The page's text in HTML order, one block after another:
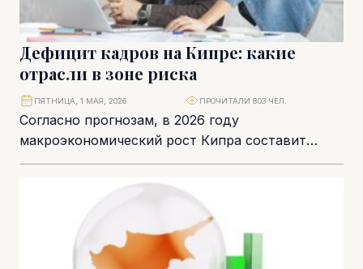
Дефицит кадров на Кипре: какие
отрасли в зоне риска
Согласно прогнозам, в 2026 году
макроэкономический рост Кипра составит
2,6%. Позитивный сценарий обусловлен
внутренним спросом и финансовыми
ПЯТНИЦА, 1 МАЯ, 2026 ПРОЧИТАЛИ 803 ЧЕЛ.